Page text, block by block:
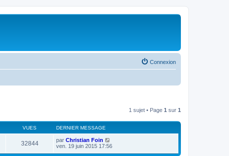
Connexion
1 sujet • Page 1 sur 1
VUES DERNIER MESSAGE
32844 par Christian Foin
ven. 19 juin 2015 17:56